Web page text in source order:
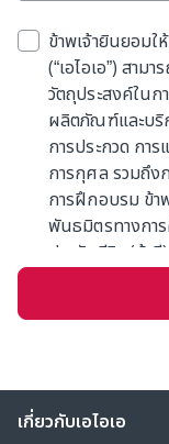
ข้าพเจ้ายินยอมใ
(“เอไอเอ”) สาม
วัตถุประสงค์ในก
ผลิตภัณฑ์และบริ
การประกวด กา
การกุศล รวมถึง
การฝึกอบรม ข้า
พันธมิตรทางกา
ประกันชีวิต (ถ้า
ความตามกฎหม
วัตถุประสงค์ข้า
เกี่ยวกับเอไอเอ